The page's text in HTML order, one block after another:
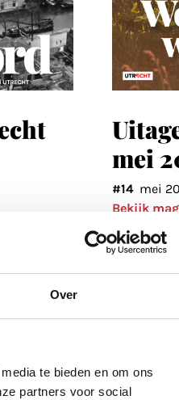
Over
te bieden en om ons
partners voor social
mei
#14 mei
Bekijk